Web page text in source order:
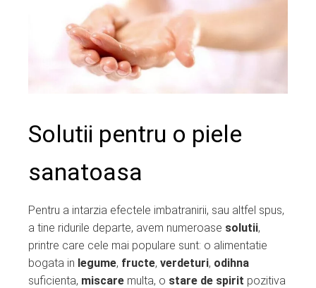
Solutii pentru o piele
sanatoasa
Pentru a intarzia efectele imbatranirii, sau altfel spus,
a tine ridurile departe, avem numeroase solutii,
printre care cele mai populare sunt: o alimentatie
bogata in legume, fructe, verdeturi, odihna
suficienta, miscare multa, o stare de spirit pozitiva